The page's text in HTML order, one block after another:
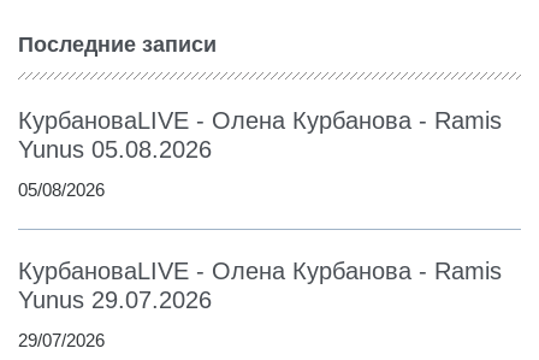
Последние записи
КурбановаLIVE - Олена Курбанова - Ramis
Yunus 05.08.2026
05/08/2026
КурбановаLIVE - Олена Курбанова - Ramis
Yunus 29.07.2026
29/07/2026